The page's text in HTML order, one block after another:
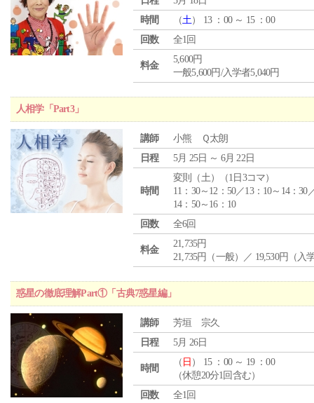
時間
（土） 13 ：00 ～ 15 ：00
回数
全1回
料金
5,600円
一般5,600円/入学者5,040円
人相学「Part3」
講師
小熊 Ｑ太朗
日程
5月 25日 ～ 6月 22日
時間
変則（土）（1日3コマ）
11：30～12：50／13：10～14：30
14：50～16：10
回数
全6回
料金
21,735円
21,735円（一般）／ 19,530円（入
惑星の徹底理解Part①「古典7惑星編」
講師
芳垣 宗久
日程
5月 26日
時間
（ 日 ） 15 ：00 ～ 19 ：00
（休憩20分1回含む）
回数
全1回